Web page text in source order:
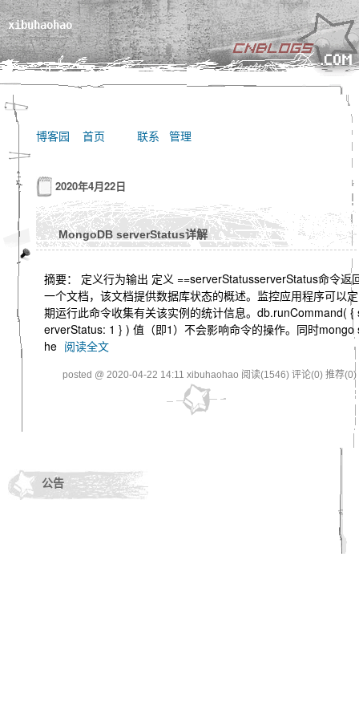
xibuhaohao
博客园 首页 联系 管理
2020年4月22日
MongoDB serverStatus详解
摘要： 定义行为输出 定义 ==serverStatusserverStatus命令返
一个文档，该文档提供数据库状态的概述。监控应用程序可以定
期运行此命令收集有关该实例的统计信息。db.runCommand( {
erverStatus: 1 } ) 值（即1）不会影响命令的操作。同时mongo
he 阅读全文
posted @ 2020-04-22 14:11 xibuhaohao 阅读(1546) 评论(0) 推荐(0)
公告